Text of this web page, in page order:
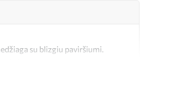
su blizgiu paviršiumi.